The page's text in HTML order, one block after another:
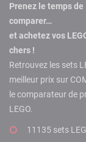
Prenez le temps de
comparer…
et achetez vos
chers !
Retrouvez les sets
meilleur prix sur
le comparateur de
LEGO.
11135 sets